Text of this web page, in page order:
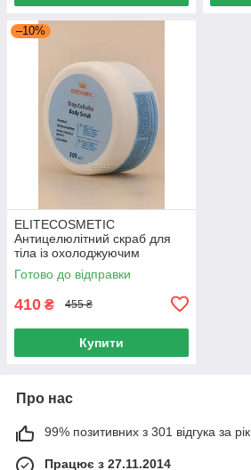
–10%
ELITECOSMETIC
Антицелюлітний скраб для
тіла із охолоджуючим
ефектом, 300 г
Готово до відправки
410 ₴ 455 ₴
Купити
Про нас
99% позитивних з 301 відгука за рік
Працює з 27.11.2014